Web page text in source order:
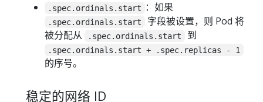
.spec.ordinals.start ：如果
.spec.ordinals.start
字段被设置，则 Pod 将
被分配从
.spec.ordinals.start 到
.spec.ordinals.start + .spec.replicas - 1
的序号。
稳定的网络 ID